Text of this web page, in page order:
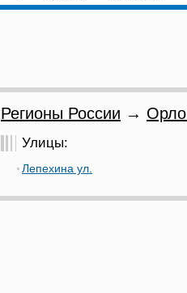
Регионы России →
Улицы:
Лепехина ул.